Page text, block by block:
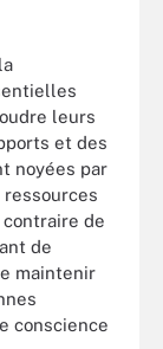
leurs
et des
noyées par
de
de
maintenir
conscience